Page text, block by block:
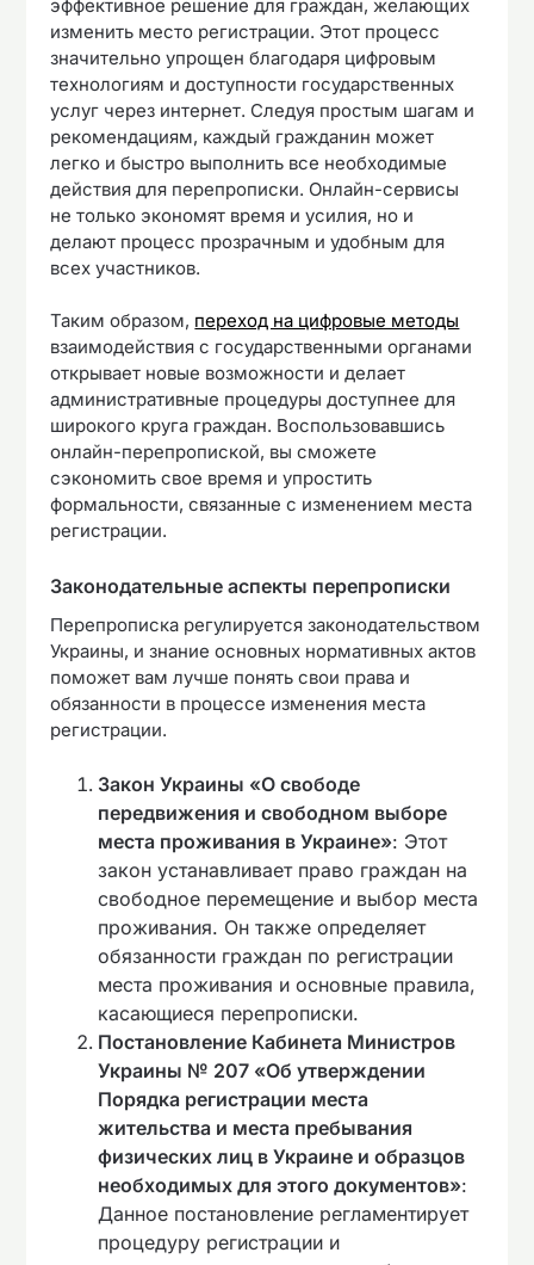
эффективное решение для граждан, желающих
изменить место регистрации. Этот процесс
значительно упрощен благодаря цифровым
технологиям и доступности государственных
услуг через интернет. Следуя простым шагам и
рекомендациям, каждый гражданин может
легко и быстро выполнить все необходимые
действия для перепрописки. Онлайн-сервисы
не только экономят время и усилия, но и
делают процесс прозрачным и удобным для
всех участников.
Таким образом, переход на цифровые методы
взаимодействия с государственными органами
открывает новые возможности и делает
административные процедуры доступнее для
широкого круга граждан. Воспользовавшись
онлайн-перепропиской, вы сможете
сэкономить свое время и упростить
формальности, связанные с изменением места
регистрации.
Законодательные аспекты перепрописки
Перепрописка регулируется законодательством
Украины, и знание основных нормативных актов
поможет вам лучше понять свои права и
обязанности в процессе изменения места
регистрации.
Закон Украины «О свободе
передвижения и свободном выборе
места проживания в Украине»: Этот
закон устанавливает право граждан на
свободное перемещение и выбор места
проживания. Он также определяет
обязанности граждан по регистрации
места проживания и основные правила,
касающиеся перепрописки.
Постановление Кабинета Министров
Украины № 207 «Об утверждении
Порядка регистрации места
жительства и места пребывания
физических лиц в Украине и образцов
необходимых для этого документов»:
Данное постановление регламентирует
процедуру регистрации и